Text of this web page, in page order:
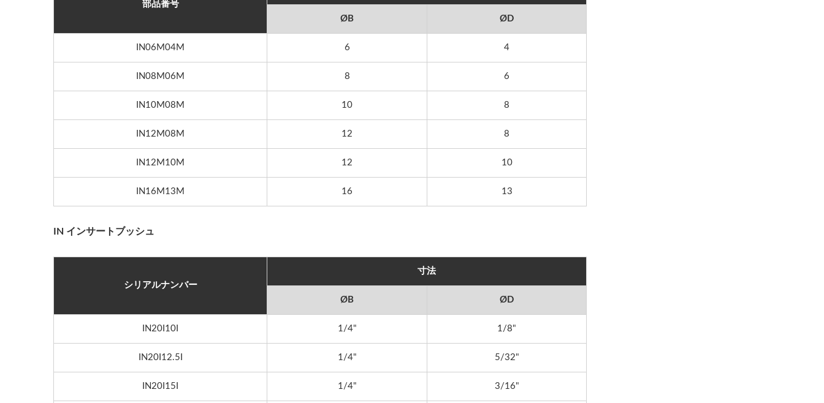
部品番号
ØB
ØD
IN06M04M 6 4
IN08M06M 8 6
IN10M08M 10 8
IN12M08M 12 8
IN12M10M 12 10
IN16M13M 16 13
IN インサートブッシュ
シリアルナンバー
寸法
ØB ØD
IN20I10I 1/4" 1/8"
IN20I12.5I 1/4" 5/32"
IN20I15I 1/4" 3/16"